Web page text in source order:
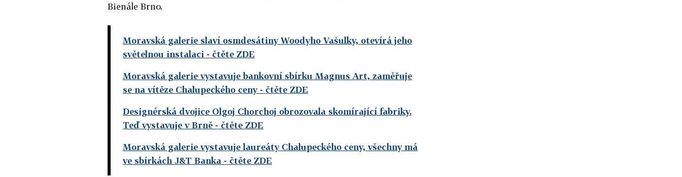
Bienále Brno.
Moravská galerie slaví osmdesátiny Woodyho Vašulky, otevírá jeho
světelnou instalaci - čtěte ZDE
Moravská galerie vystavuje bankovní sbírku Magnus Art, zaměřuje
se na vítěze Chalupeckého ceny- čtěte ZDE
Designérská dvojice Olgoj Chorchoj obrozovala skomírající fabriky.
Teď vystavuje v Brně - čtěte ZDE
Moravská galerie vystavuje laureáty Chalupeckého ceny, všechny má
ve sbírkách J&T Banka - čtěte ZDE